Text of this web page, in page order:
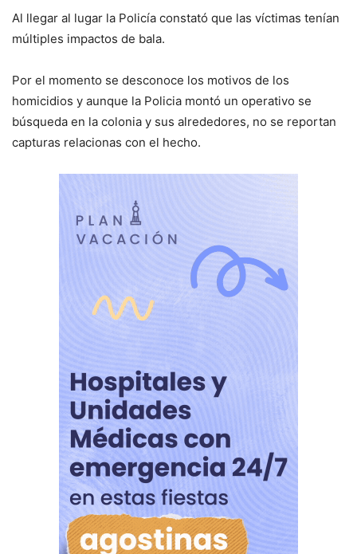
Al llegar al lugar la Policía constató que las víctimas tenían
múltiples impactos de bala.
Por el momento se desconoce los motivos de los
homicidios y aunque la Policia montó un operativo se
búsqueda en la colonia y sus alrededores, no se reportan
capturas relacionas con el hecho.